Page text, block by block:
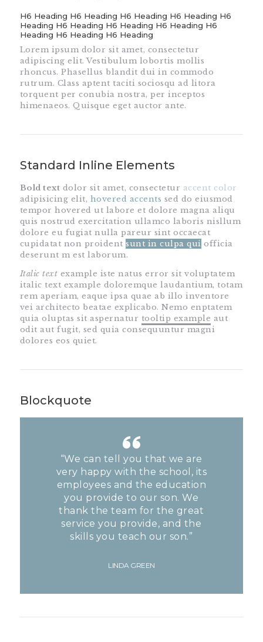
H6 Heading H6 Heading H6 Heading H6 Heading H6
Heading H6 Heading H6 Heading H6 Heading H6
Heading H6 Heading H6 Heading
Lorem ipsum dolor sit amet, consectetur
adipiscing elit. Vestibulum lobortis mollis
rhoncus. Phasellus blandit dui in commodo
rutrum. Class aptent taciti sociosqu ad litora
torquent per conubia nostra, per inceptos
himenaeos. Quisque eget auctor ante.
Standard Inline Elements
Bold text dolor sit amet, consectetur accent color
adipisicing elit, hovered accents sed do eiusmod
tempor hovered ut labore et dolore magna aliqu
quis nostrud exercitation ullamco laboris nisllum
dolore eu fugiat nulla pareur sint occaecat
cupidatat non proidentsunt in culpa qui officia
deserunt m est laborum.
Italic text example iste natus error sit voluptatem
italic text example doloremque laudantium, totam
rem aperiam, eaque ipsa quae ab illo inventore
vei architecto beatae explicabo. Nemo enptatem
quia oluptas sit aspernatur tooltip example aut
odit aut fugit, sed quia consequuntur magni
dolores eos quiet.
Blockquote
“We can tell you that we are
very happy with the school, its
employees and the education
you provide to our son. We
thank the team for the great
service you provide, and the
skills you teach our son.”
LINDA GREEN